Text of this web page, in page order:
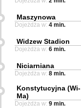
Maszynowa
Dojeżdża w: 4 min.
Widzew Stadion
Dojeżdża w: 6 min.
Niciarniana
Dojeżdża w: 8 min.
Konstytucyjna (Wi-
Ma)
Dojeżdża w: 9 min.